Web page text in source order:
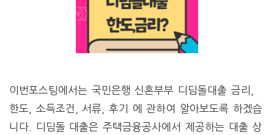
이번포스팅에서는 국민은행 신혼부부 디딤돌대출 금리,
한도, 소득조건, 서류, 후기 에 관하여 알아보도록 하겠습
니다. 디딤돌 대출은 주택금융공사에서 제공하는 대출 상